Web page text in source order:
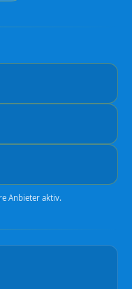
Anbieter aktiv.